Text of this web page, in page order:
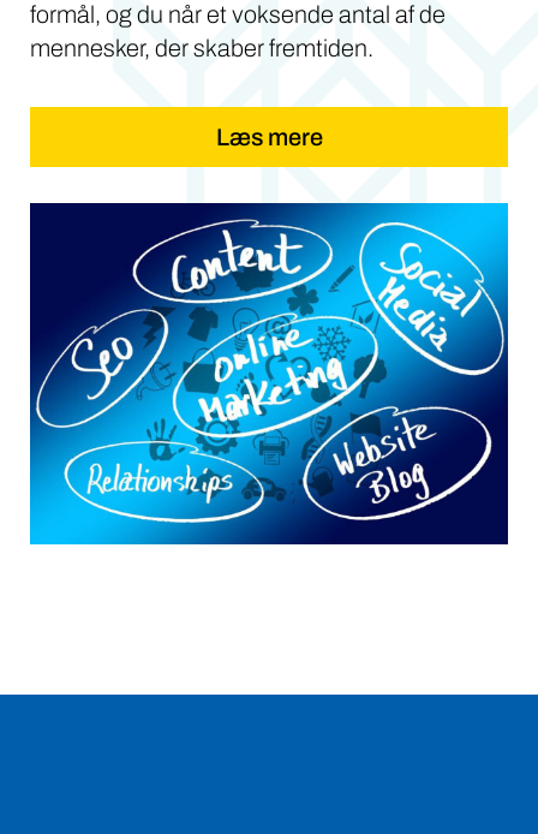
formål, og du når et voksende antal af de
mennesker, der skaber fremtiden.
Læs mere